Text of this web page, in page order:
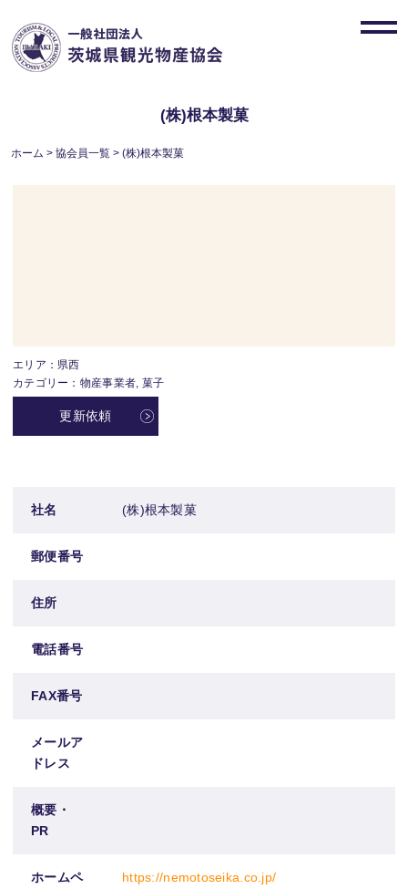
content
(株)根本製菓
ホーム >協会員一覧 >(株)根本製菓
エリア：県西
カテゴリー：物産事業者, 菓子
更新依頼
社名 (株)根本製菓
郵便番号
住所
電話番号
FAX番号
メールア
ドレス
概要・
PR
ホームペ
https://nemotoseika.co.jp/